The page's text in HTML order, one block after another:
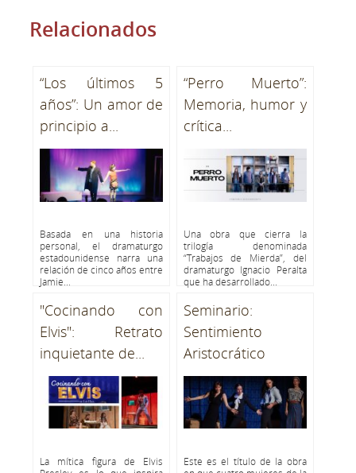
Relacionados
“Los últimos 5
años”: Un amor de
principio a...
Basada en una historia
personal, el dramaturgo
estadounidense narra una
relación de cinco años entre
Jamie...
“Perro Muerto”:
Memoria, humor y
crítica...
Una obra que cierra la
trilogía denominada
“Trabajos de Mierda”, del
dramaturgo Ignacio Peralta
que ha desarrollado...
"Cocinando con
Elvis": Retrato
inquietante de...
La mítica figura de Elvis
Seminario:
Sentimiento
Aristocrático
Este es el título de la obra